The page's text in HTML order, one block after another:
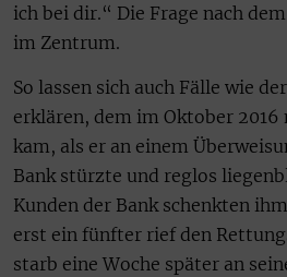
ich bei dir.“ Die Frage nach
im Zentrum.
So lassen sich auch Fälle wie
erklären, dem im Oktober
kam, als er an einem
Bank stürzte und reglos
Kunden der Bank schenkten
erst ein fünfter rief den
starb eine Woche später an